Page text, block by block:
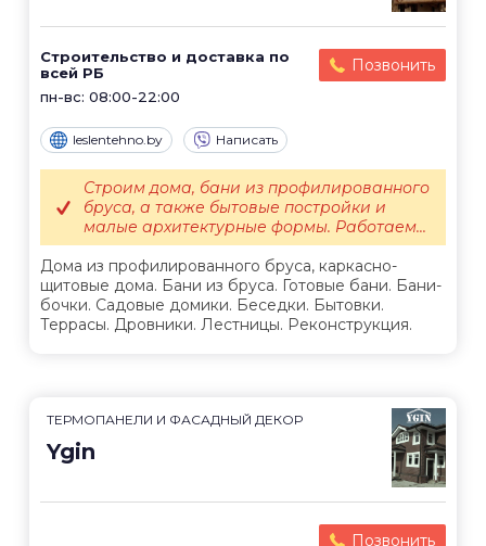
Строительство и доставка по
всей РБ
пн-вс: 08:00-22:00
Позвонить
leslentehno.by Написать
Дома из профилированного бруса, каркасно-
щитовые дома. Бани из бруса. Готовые бани. Бани-
бочки. Садовые домики. Беседки. Бытовки.
Террасы. Дровники. Лестницы. Реконструкция.
Строим дома, бани из профилированного
бруса, а также бытовые постройки и
малые архитектурные формы. Работаем...
ТЕРМОПАНЕЛИ И ФАСАДНЫЙ ДЕКОР
Ygin
Позвонить